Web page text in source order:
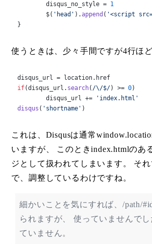
	disqus_no_style =
1
	$(
'head' ).append ( '<script
}
使うときは、少々手間ですが4行ほ
disqus_url = location. href
if(disqus_url. search( /\/$/) >= 0)
	disqus_url +=
'index.html'
disqus ( 'shortname' )
これは、Disqusは通常
いますが、 このときindex.htmlのあ
ジとして扱われてしまいます。 そ
で、調整しているわけですね。
細かいことを気にすれば、/path/
られますが、 使っていませんで
ていません。